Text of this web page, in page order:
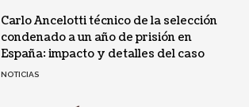
Carlo Ancelotti técnico de la selección
condenado a un año de prisión en
España: impacto y detalles del caso
NOTICIAS